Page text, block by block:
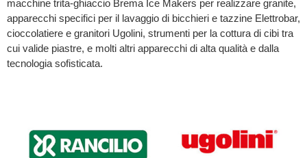
macchine trita-ghiaccio Brema Ice Makers per realizzare granite,
apparecchi specifici per il lavaggio di bicchieri e tazzine Elettrobar,
cioccolatiere e granitori Ugolini, strumenti per la cottura di cibi tra
cui valide piastre, e molti altri apparecchi di alta qualità e dalla
tecnologia sofisticata.